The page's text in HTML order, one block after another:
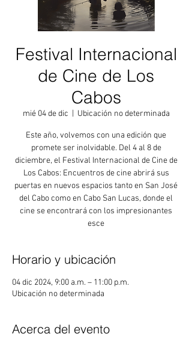
Festival Internacional
de Cine de Los
Cabos
mié 04 de dic Ubicación no determinada
Este año, volvemos con una edición que
promete ser inolvidable. Del 4 al 8 de
diciembre, el Festival Internacional de Cine de
Los Cabos: Encuentros de cine abrirá sus
puertas en nuevos espacios tanto en San José
del Cabo como en Cabo San Lucas, donde el
cine se encontrará con los impresionantes
esce
Horario y ubicación
04 dic 2024, 9:00 a.m. – 11:00 p.m.
Ubicación no determinada
Acerca del evento